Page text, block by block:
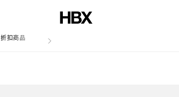
折扣商品 文章